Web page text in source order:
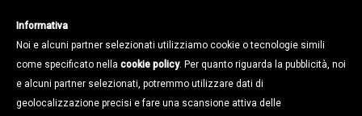
Informativa
Noi e alcuni partner selezionati utilizziamo cookie o tecnologie simili
come specificato nella cookie policy. Per quanto riguarda la pubblicità, noi
e alcuni partner selezionati, potremmo utilizzare dati di
geolocalizzazione precisi e fare una scansione attiva delle